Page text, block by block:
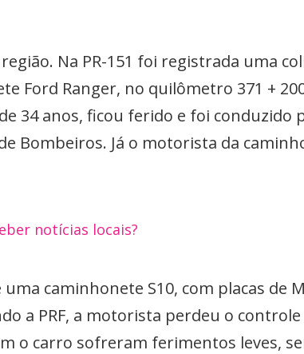
Na PR-151 foi registrada uma
Ford Ranger, no quilômetro 371 +
34 anos, ficou ferido e foi conduzido
Bombeiros. Já o motorista da
notícias locais?
caminhonete S10, com placas de
a PRF, a motorista perdeu o
o carro sofreram ferimentos leves,